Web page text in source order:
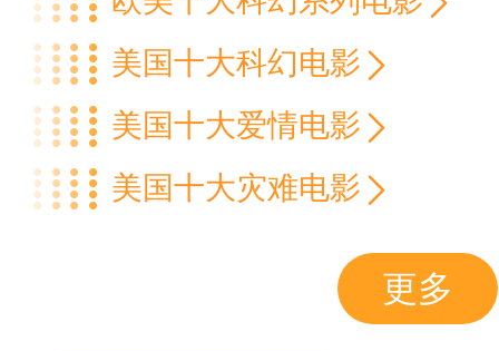
美国十大科幻电影
美国十大爱情电影
美国十大灾难电影
更多